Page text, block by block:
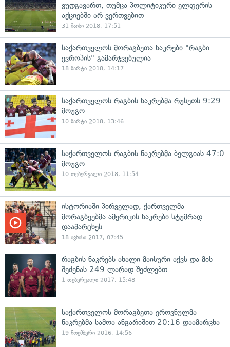
ვუდგავართ, თუმცა პოლიტიკური ელფერის
აქციებში არ ვერთვებით
31 მაისი 2018, 17:51
საქართველოს მორაგბეთა ნაკრები "რაგბი
ევროპის" გამარჯვებულია
18 მარტი 2018, 14:17
საქართველოს რაგბის ნაკრებმა რუსეთს 9:29
მოუგო
10 მარტი 2018, 13:46
საქართველოს რაგბის ნაკრებმა ბელგიას 47:0
მოუგო
10 თებერვალი 2018, 11:54
ისტორიაში პირველად, ქართველმა
მორაგბეებმა ამერიკის ნაკრები სტუმრად
დაამარცხეს
18 ივნისი 2017, 07:45
რაგბის ნაკრებს ახალი მაისური აქვს და მის
შეძენას 249 ლარად შეძლებთ
1 თებერვალი 2017, 15:48
საქართველოს მორაგბეთა ეროვნულმა
ნაკრებმა სამოა ანგარიშით 20:16 დაამარცხა
19 ნოემბერი 2016, 14:56